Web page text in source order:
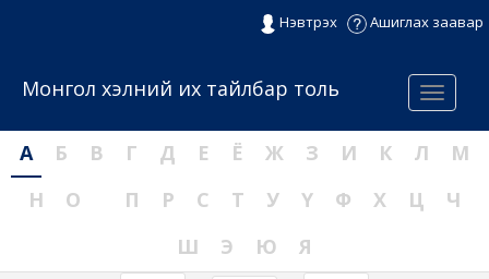
Нэвтрэх Ашиглах заавар
Menu
Монгол хэлний их тайлбар толь
А Б В Г Д Е Ё Ж З И К Л
М
Н
О П Р С Т У Ү Ф Х Ц
Ч
Ш
Э Ю Я